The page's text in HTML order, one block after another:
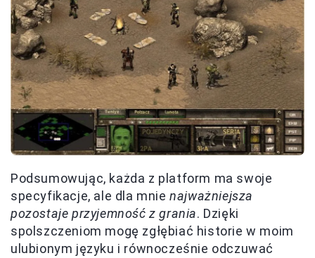
Podsumowując, każda z platform ma swoje
specyfikacje, ale dla mnienajważniejsza
pozostaje przyjemność z grania. Dzięki
spolszczeniom mogę zgłębiać historie w moim
ulubionym języku i równocześnie odczuwać